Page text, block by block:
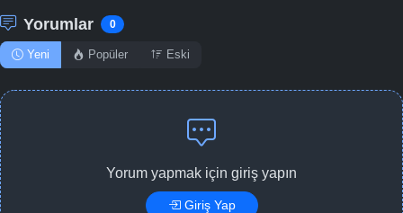
Yorumlar 0
Yeni Popüler Eski
Yorum yapmak için giriş yapın
Giriş Yap